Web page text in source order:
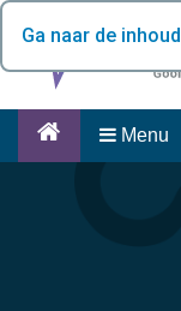
Ga naar de inhoud
Menu